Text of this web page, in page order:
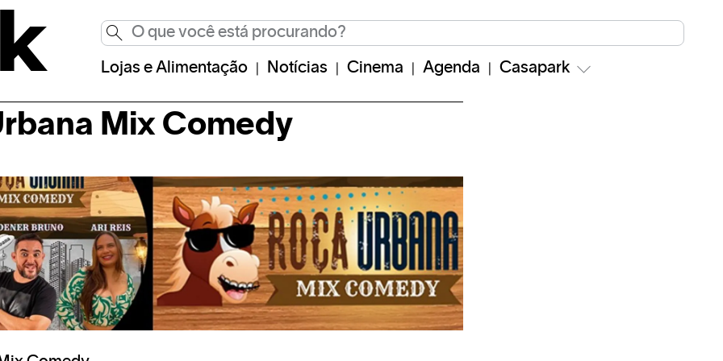
Lojas e Alimentação Notícias Cinema Agenda Casapark
Mix Comedy